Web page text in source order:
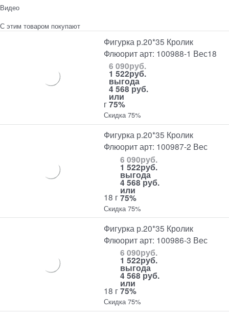
Видео
С этим товаром покупают
Фигурка р.20*35 Кролик
Флюорит арт: 100988-1 Вес18
г
6 090руб.
1 522руб.
выгода
4 568 руб.
или
75%
Скидка 75%
Фигурка р.20*35 Кролик
Флюорит арт: 100987-2 Вес
18 г
6 090руб.
1 522руб.
выгода
4 568 руб.
или
75%
Скидка 75%
Фигурка р.20*35 Кролик
Флюорит арт: 100986-3 Вес
18 г
6 090руб.
1 522руб.
выгода
4 568 руб.
или
75%
Скидка 75%